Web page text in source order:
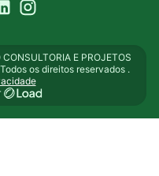
E PROJETOS
os direitos reservados .